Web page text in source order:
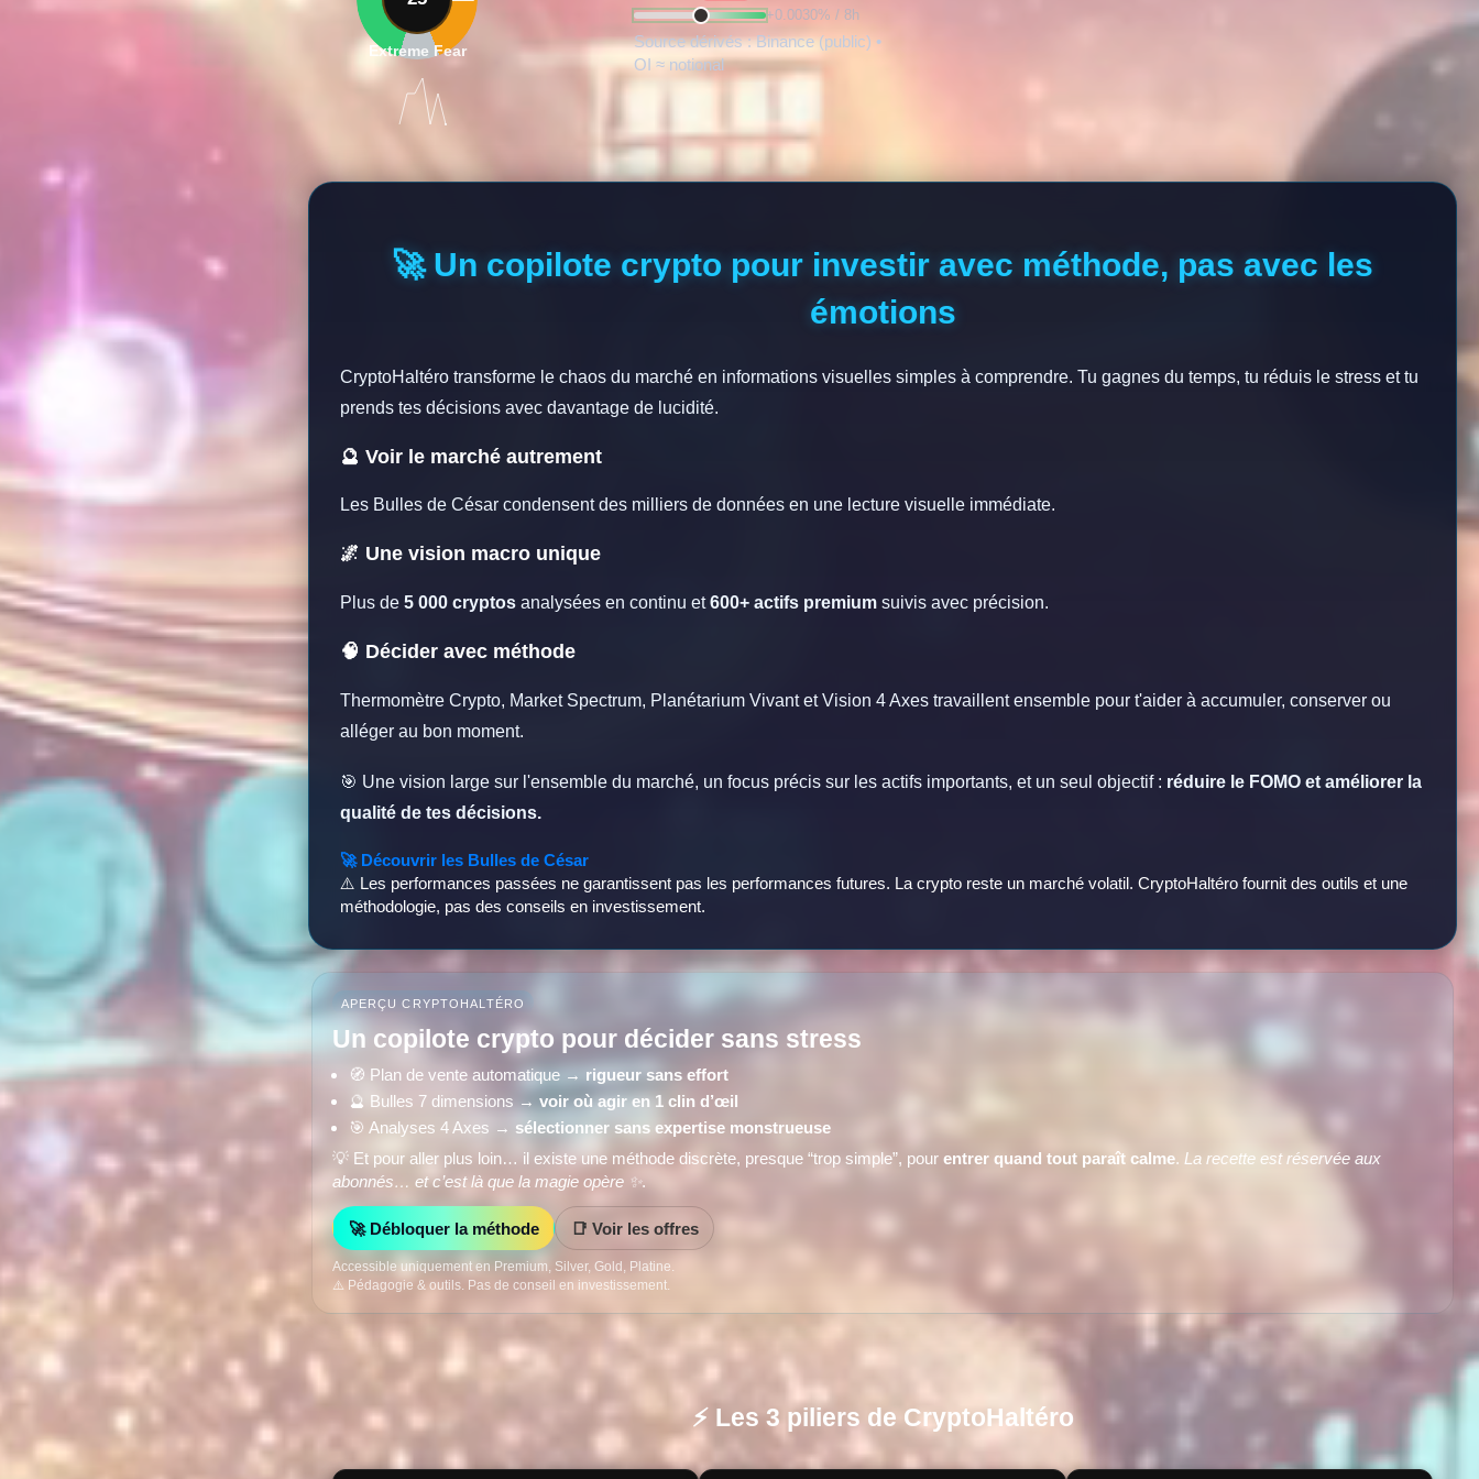
Extreme Fear
+0.0030% / 8h
Source dérivés : Binance (public) •
OI ≈ notional
🚀 Un copilote crypto pour investir avec méthode, pas avec les
émotions
CryptoHaltéro transforme le chaos du marché en informations visuelles simples à comprendre. Tu gagnes du temps, tu réduis le stress et tu
prends tes décisions avec davantage de lucidité.
🔮 Voir le marché autrement
Les Bulles de César condensent des milliers de données en une lecture visuelle immédiate.
🌌 Une vision macro unique
Plus de 5 000 cryptos analysées en continu et600+ actifs premium suivis avec précision.
🧠 Décider avec méthode
Thermomètre Crypto, Market Spectrum, Planétarium Vivant et Vision 4 Axes travaillent ensemble pour t'aider à accumuler, conserver ou
alléger au bon moment.
🎯 Une vision large sur l'ensemble du marché, un focus précis sur les actifs importants, et un seul objectif : réduire le FOMO et améliorer la
qualité de tes décisions.
🚀 Découvrir les Bulles de César
⚠️ Les performances passées ne garantissent pas les performances futures. La crypto reste un marché volatil. CryptoHaltéro fournit des outils et une
méthodologie, pas des conseils en investissement.
APERÇU CRYPTOHALTÉRO
Un copilote crypto pour décider sans stress
🧭 Plan de vente automatique → rigueur sans effort
🔮 Bulles 7 dimensions → voir où agir en 1 clin d’œil
🎯 Analyses 4 Axes → sélectionner sans expertise monstrueuse
💡 Et pour aller plus loin… il existe une méthode discrète, presque “trop simple”, pour entrer quand tout paraît calme. La recette est réservée aux
abonnés… et c’est là que la magie opère ✨.
🚀 Débloquer la méthode 📑 Voir les offres
Accessible uniquement en Premium, Silver, Gold, Platine.
⚠️ Pédagogie & outils. Pas de conseil en investissement.
⚡ Les 3 piliers de CryptoHaltéro